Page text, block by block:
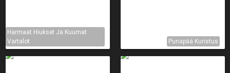
Harmaat Hiukset Ja Kuumat
Vartalot
Punapää Kuristus